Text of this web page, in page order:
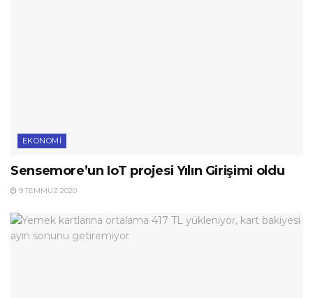
EKONOMI
Sensemore’un IoT projesi Yılın Girişimi oldu
9 TEMMUZ 2020